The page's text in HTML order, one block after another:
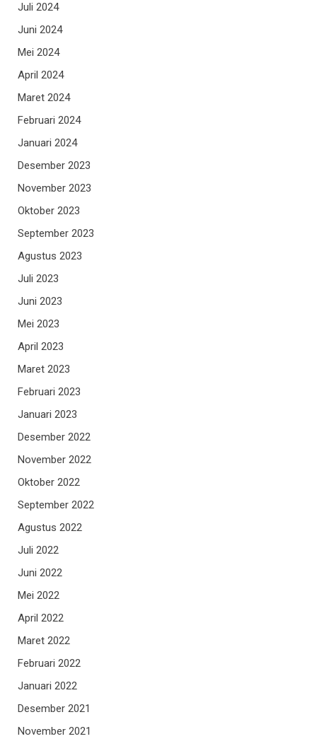
Juli 2024
Juni 2024
Mei 2024
April 2024
Maret 2024
Februari 2024
Januari 2024
Desember 2023
November 2023
Oktober 2023
September 2023
Agustus 2023
Juli 2023
Juni 2023
Mei 2023
April 2023
Maret 2023
Februari 2023
Januari 2023
Desember 2022
November 2022
Oktober 2022
September 2022
Agustus 2022
Juli 2022
Juni 2022
Mei 2022
April 2022
Maret 2022
Februari 2022
Januari 2022
Desember 2021
November 2021